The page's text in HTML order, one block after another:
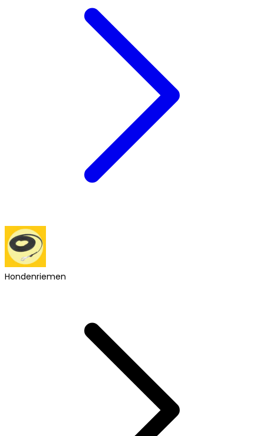
Hondenriemen